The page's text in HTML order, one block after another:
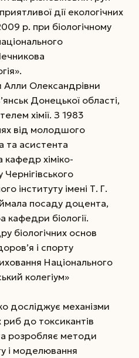
дії екологічних
р. при біологічному
Олександрівни
Донецької області,
хімії. З 1983
від молодшого
та асистента
хіміко-
Чернігівського
інституту імені Т. Г.
посаду доцента,
біології.
біологічних основ
і спорту
Національного
колегіум»
механізми
риб до токсикантів
розробляє методи
і моделювання